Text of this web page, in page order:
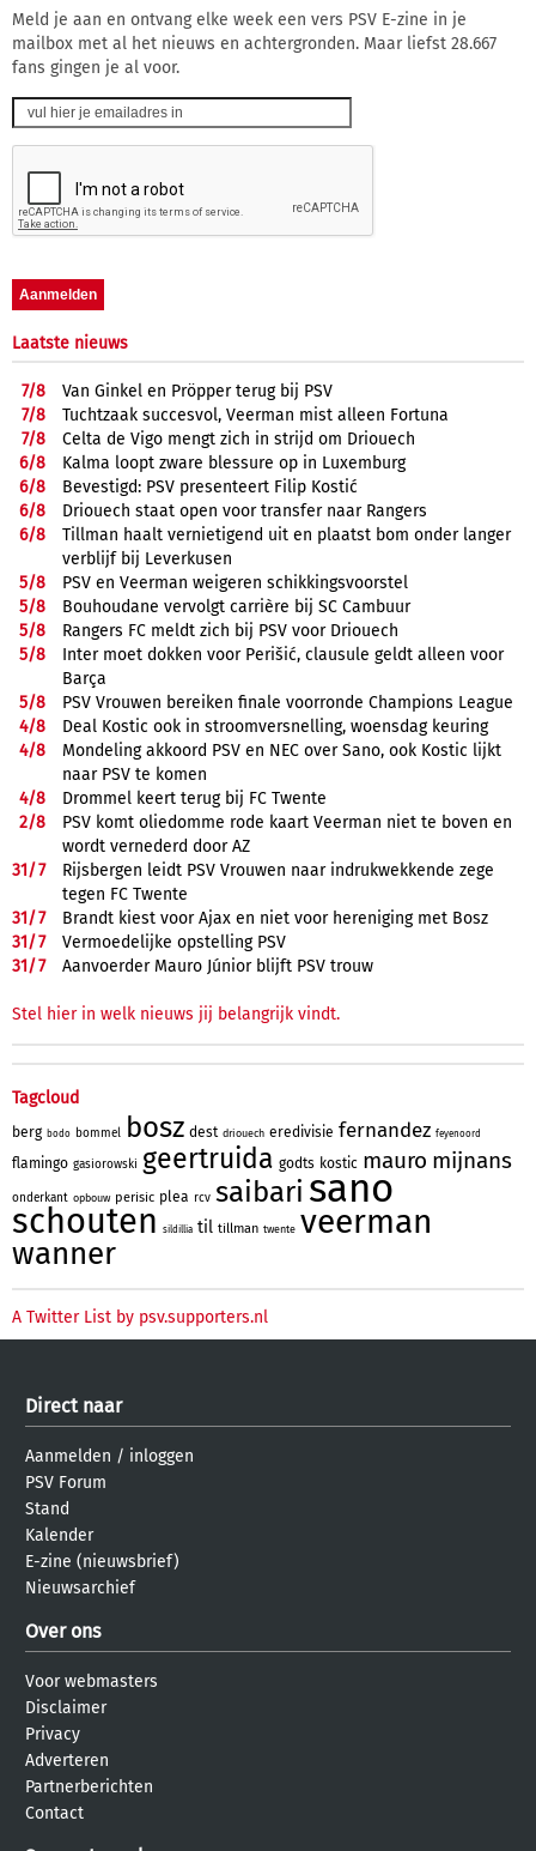
Meld je aan en ontvang elke week een vers PSV E-zine in je
mailbox met al het nieuws en achtergronden. Maar liefst 28.667
fans gingen je al voor.
Laatste nieuws
7/8
Van Ginkel en Pröpper terug bij PSV
7/8
Tuchtzaak succesvol, Veerman mist alleen Fortuna
7/8
Celta de Vigo mengt zich in strijd om Driouech
6/8
Kalma loopt zware blessure op in Luxemburg
6/8
Bevestigd: PSV presenteert Filip Kostić
6/8
Driouech staat open voor transfer naar Rangers
6/8
Tillman haalt vernietigend uit en plaatst bom onder langer
verblijf bij Leverkusen
5/8
PSV en Veerman weigeren schikkingsvoorstel
5/8
Bouhoudane vervolgt carrière bij SC Cambuur
5/8
Rangers FC meldt zich bij PSV voor Driouech
5/8
Inter moet dokken voor Perišić, clausule geldt alleen voor
Barça
5/8
PSV Vrouwen bereiken finale voorronde Champions League
4/8
Deal Kostic ook in stroomversnelling, woensdag keuring
4/8
Mondeling akkoord PSV en NEC over Sano, ook Kostic lijkt
naar PSV te komen
4/8
Drommel keert terug bij FC Twente
2/8
PSV komt oliedomme rode kaart Veerman niet te boven en
wordt vernederd door AZ
31/7
Rijsbergen leidt PSV Vrouwen naar indrukwekkende zege
tegen FC Twente
31/7
Brandt kiest voor Ajax en niet voor hereniging met Bosz
31/7
Vermoedelijke opstelling PSV
31/7 Aanvoerder Mauro Júnior blijft PSV trouw
Stel hier in welk nieuws jij belangrijk vindt.
Tagcloud
berg bodo bommel bosz dest driouech eredivisie fernandez feyenoord
flamingo gasiorowski geertruida godts kostic mauro mijnans
onderkant opbouw perisic plea rcv saibari sano
schouten sildillia til tillman twente veerman
wanner
A Twitter List by psv.supporters.nl
Direct naar
Aanmelden / inloggen
PSV Forum
Stand
Kalender
E-zine (nieuwsbrief)
Nieuwsarchief
Over ons
Voor webmasters
Disclaimer
Privacy
Adverteren
Partnerberichten
Contact